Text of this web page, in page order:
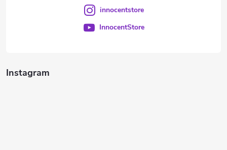
Instagram
innocentstore
InnocentStore